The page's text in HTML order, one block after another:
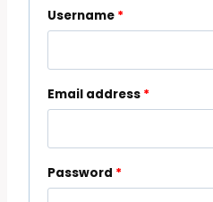
Username *
Email address *
Password *